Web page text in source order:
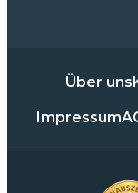
Über uns
Impressum